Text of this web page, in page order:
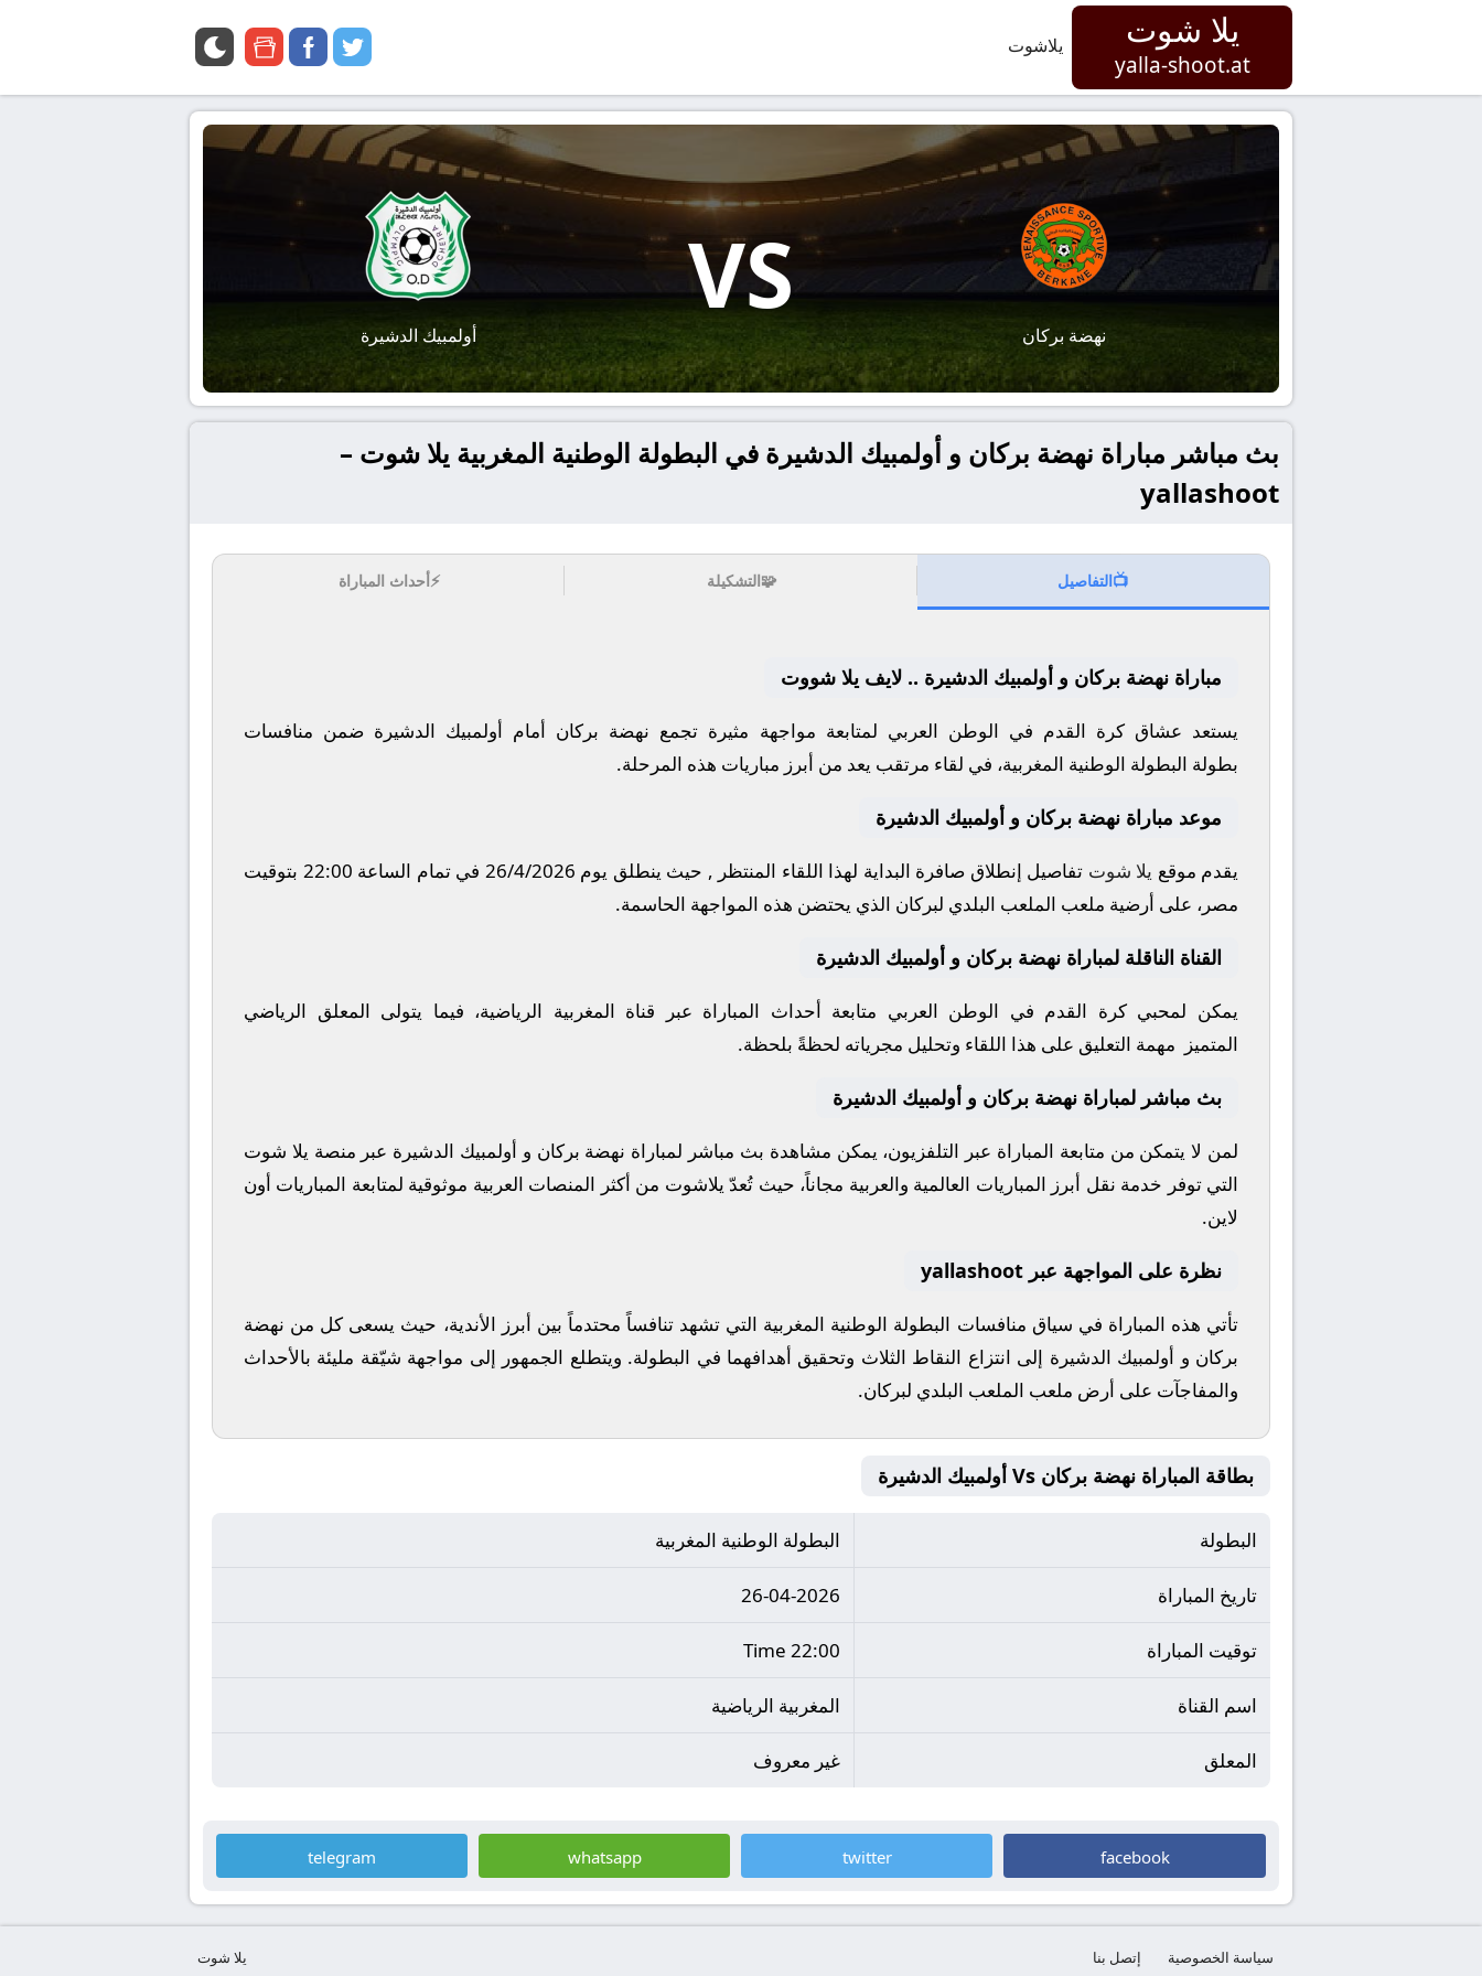
يلا شوت
yalla-shoot.at
يلاشوت twitter
facebook
google
نهضة بركان
VS
أولمبيك الدشيرة
بث مباشر مباراة نهضة بركان و أولمبيك الدشيرة في البطولة الوطنية المغربية يلا شوت –
yallashoot
📺التفاصيل 🧩التشكيلة ⚡أحداث المباراة
مباراة نهضة بركان و أولمبيك الدشيرة .. لايف يلا شووت
يستعد عشاق كرة القدم في الوطن العربي لمتابعة مواجهة مثيرة تجمع نهضة بركان أمام أولمبيك الدشيرة ضمن منافسات
بطولة البطولة الوطنية المغربية، في لقاء مرتقب يعد من أبرز مباريات هذه المرحلة.
موعد مباراة نهضة بركان و أولمبيك الدشيرة
يقدم موقع يلا شوت تفاصيل إنطلاق صافرة البداية لهذا اللقاء المنتظر , حيث ينطلق يوم 26/4/2026 في تمام الساعة 22:00 بتوقيت
مصر، على أرضية ملعب الملعب البلدي لبركان الذي يحتضن هذه المواجهة الحاسمة.
القناة الناقلة لمباراة نهضة بركان و أولمبيك الدشيرة
يمكن لمحبي كرة القدم في الوطن العربي متابعة أحداث المباراة عبر قناة المغربية الرياضية، فيما يتولى المعلق الرياضي
المتميز
مهمة التعليق على هذا اللقاء وتحليل مجرياته لحظةً بلحظة.
بث مباشر لمباراة نهضة بركان و أولمبيك الدشيرة
لمن لا يتمكن من متابعة المباراة عبر التلفزيون، يمكن مشاهدة بث مباشر لمباراة نهضة بركان و أولمبيك الدشيرة عبر منصة يلا شوت
التي توفر خدمة نقل أبرز المباريات العالمية والعربية مجاناً، حيث تُعدّ يلاشوت من أكثر المنصات العربية موثوقية لمتابعة المباريات أون
لاين.
نظرة على المواجهة عبر yallashoot
تأتي هذه المباراة في سياق منافسات البطولة الوطنية المغربية التي تشهد تنافساً محتدماً بين أبرز الأندية، حيث يسعى كل من نهضة
بركان و أولمبيك الدشيرة إلى انتزاع النقاط الثلاث وتحقيق أهدافهما في البطولة. ويتطلع الجمهور إلى مواجهة شيّقة مليئة بالأحداث
والمفاجآت على أرض ملعب الملعب البلدي لبركان.
بطاقة المباراة نهضة بركان Vs أولمبيك الدشيرة
البطولة البطولة الوطنية المغربية
تاريخ المباراة 26-04-2026
توقيت المباراة 22:00 Time
اسم القناة المغربية الرياضية
المعلق غير معروف
facebook
twitter
whatsapp
telegram
يلا شوت سياسة الخصوصية إتصل بنا